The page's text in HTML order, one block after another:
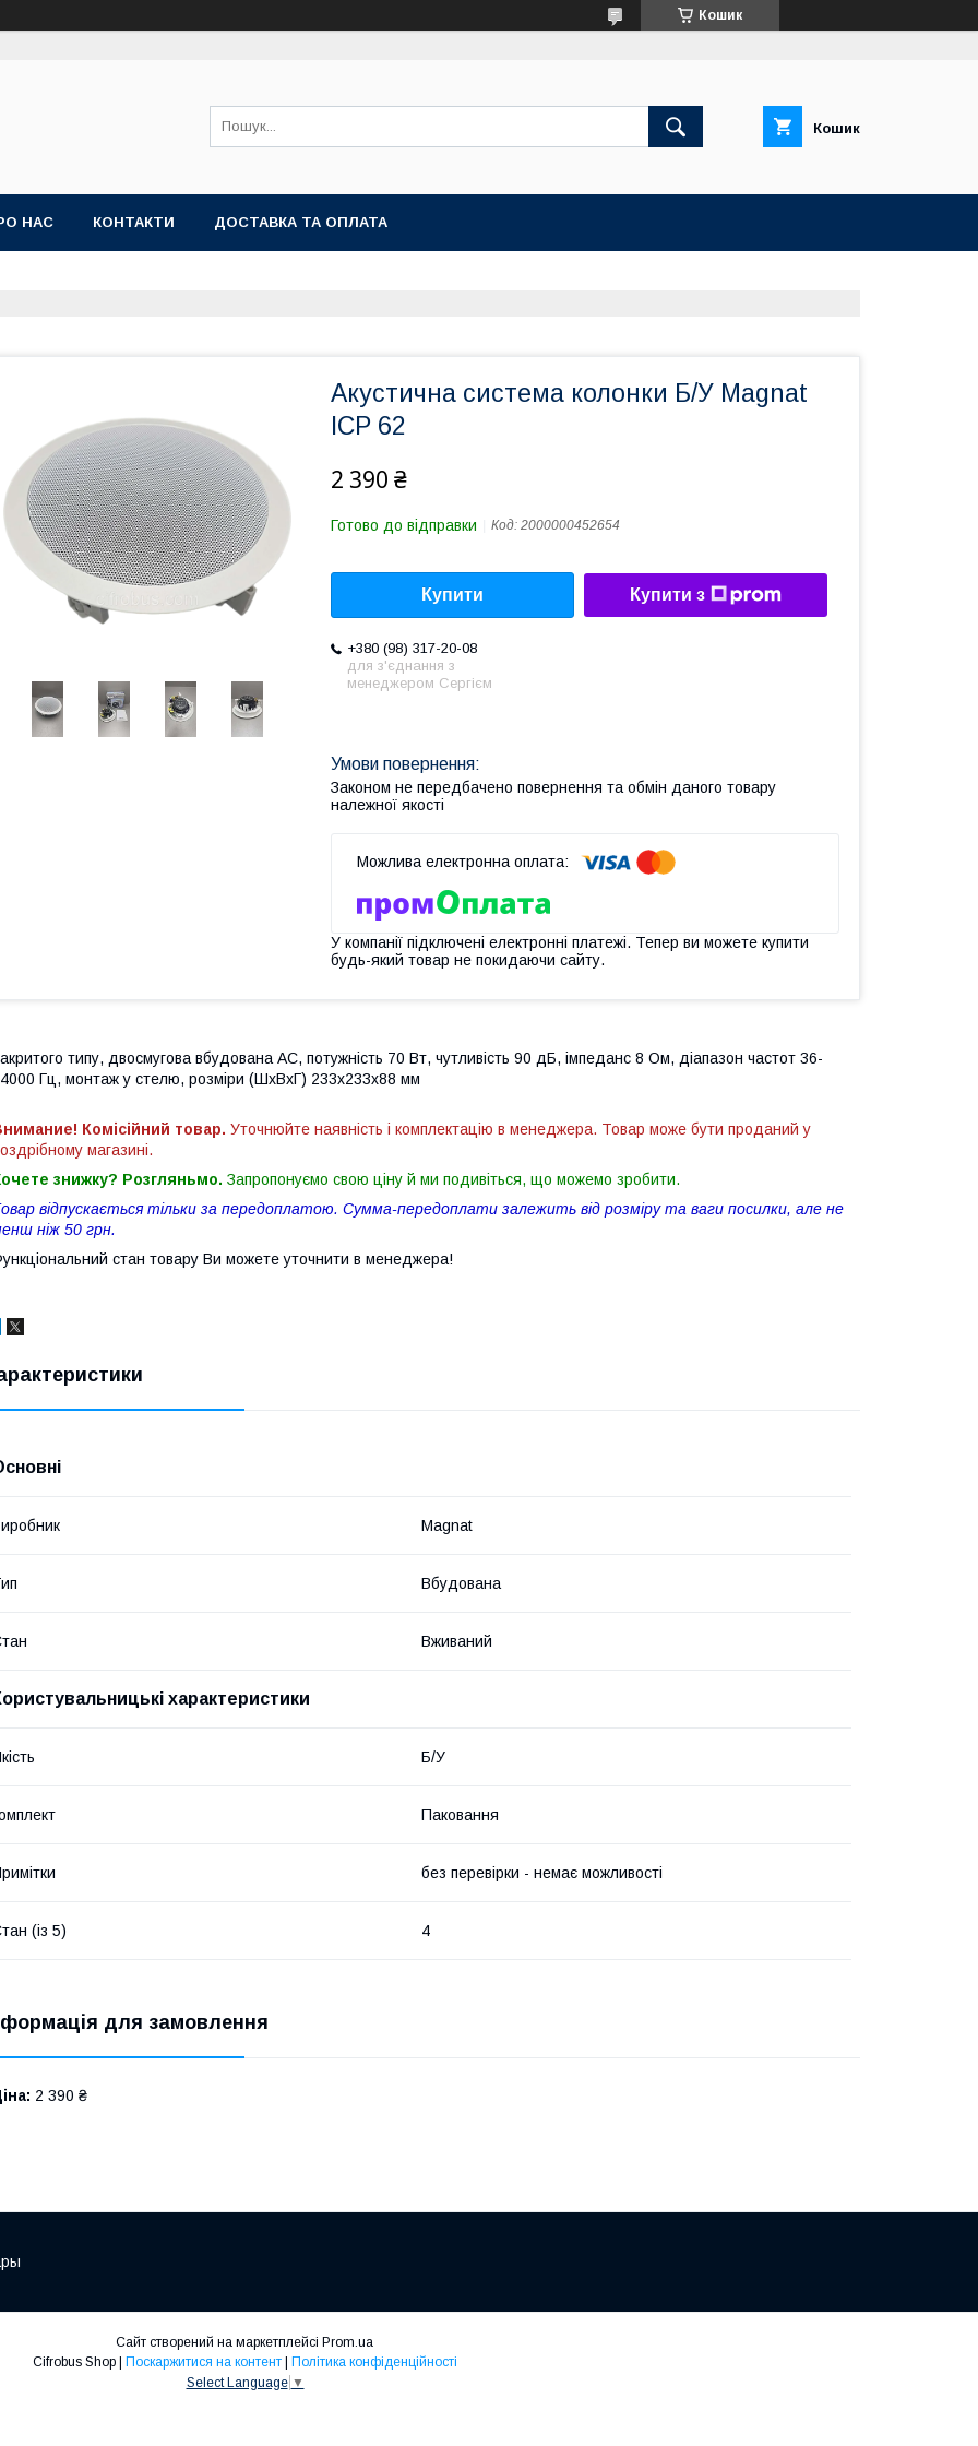
Кошик
Кошик
НАС КОНТАКТИ ДОСТАВКА ТА ОПЛАТА
Акустична система колонки Б/У Magnat
ICP 62
2 390 ₴
Готово до відправки Код: 2000000452654
Купити Купити з
+380 (98) 317-20-08
для з'єднання з
менеджером Сергієм
Законом не передбачено повернення та обмін даного товару
належної якості
У компанії підключені електронні платежі. Тепер ви можете купити
будь-який товар не покидаючи сайту.
типу, двосмугова вбудована АС, потужність 70 Вт, чутливість 90 дБ, імпеданс 8 Ом, діапазон частот 36-
Гц, монтаж у стелю, розміри (ШхВхГ) 233x233x88 мм
Комісійний товар. Уточнюйте наявність і комплектацію в менеджера. Товар може бути проданий у
магазині.
знижку? Розгляньмо. Запропонуємо свою ціну й ми подивіться, що можемо зробити.
відпускається тільки за передоплатою. Сумма-передоплати залежить від розміру та ваги посилки, але не
ніж 50 грн.
стан товару Ви можете уточнити в менеджера!
Magnat
Вбудована
Вживаний
характеристики
Б/У
Паковання
без перевірки - немає можливості
(із 5) 4
для замовлення
2 390 ₴
Сайт створений на маркетплейсі Prom.ua
Поскаржитися на контент
Політика конфіденційності
Select Language ▼